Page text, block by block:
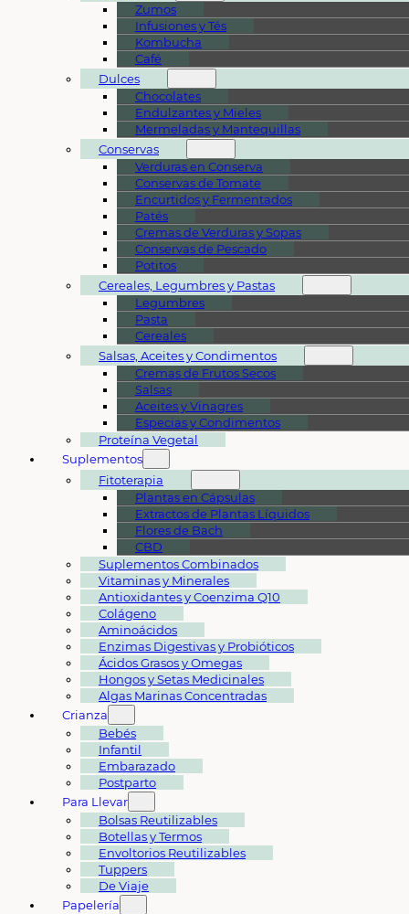
Zumos
Infusiones y Tés
Kombucha
Café
Dulces
Chocolates
Endulzantes y Mieles
Mermeladas y Mantequillas
Conservas
Verduras en Conserva
Conservas de Tomate
Encurtidos y Fermentados
Patés
Cremas de Verduras y Sopas
Conservas de Pescado
Potitos
Cereales, Legumbres y Pastas
Legumbres
Pasta
Cereales
Salsas, Aceites y Condimentos
Cremas de Frutos Secos
Salsas
Aceites y Vinagres
Especias y Condimentos
Proteína Vegetal
Suplementos
Fitoterapia
Plantas en Cápsulas
Extractos de Plantas Líquidos
Flores de Bach
CBD
Suplementos Combinados
Vitaminas y Minerales
Antioxidantes y Coenzima Q10
Colágeno
Aminoácidos
Enzimas Digestivas y Probióticos
Ácidos Grasos y Omegas
Hongos y Setas Medicinales
Algas Marinas Concentradas
Crianza
Bebés
Infantil
Embarazado
Postparto
Para Llevar
Bolsas Reutilizables
Botellas y Termos
Envoltorios Reutilizables
Tuppers
De Viaje
Papelería